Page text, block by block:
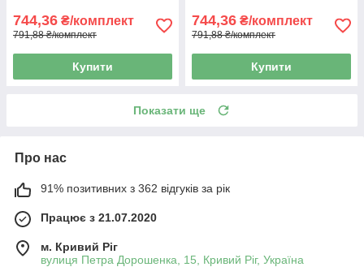
744,36 ₴/комплект
791,88 ₴/комплект
Купити
744,36 ₴/комплект
791,88 ₴/комплект
Купити
Показати ще
Про нас
91% позитивних з 362 відгуків за рік
Працює з 21.07.2020
м. Кривий Ріг
вулиця Петра Дорошенка, 15, Кривий Ріг, Україна